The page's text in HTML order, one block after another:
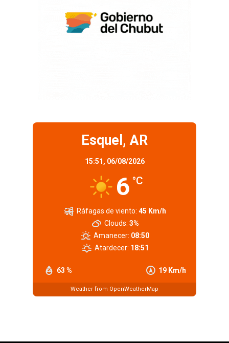
Esquel, AR
15:51, 06/08/2026
6 °C
63 % 19 Km/h
Ráfagas de viento: 45 Km/h
Clouds: 3%
Amanecer: 08:50
Atardecer: 18:51
Weather from OpenWeatherMap